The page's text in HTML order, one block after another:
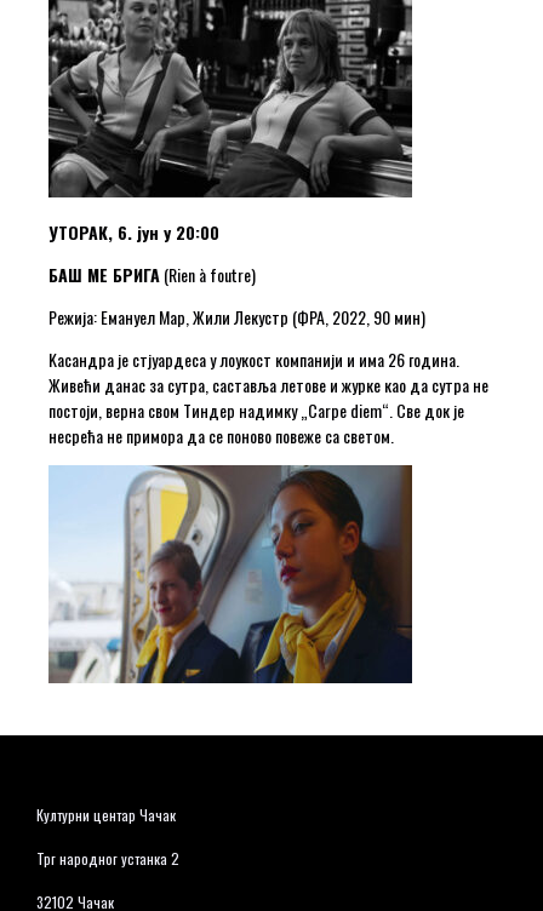
УТОРАК, 6. јун у 20:00
БАШ МЕ БРИГА(Rien à foutre)
Режија: Емануел Мар, Жили Лекустр (ФРА, 2022, 90 мин)
Kасандра је стјуардеса у лоукост компанији и има 26 година.
Живећи данас за сутра, саставља летове и журке као да сутра не
постоји, верна свом Тиндер надимку „Carpe diem“. Све док је
несрећа не примора да се поново повеже са светом.
Културни центар Чачак
Трг народног устанка 2
32102 Чачак